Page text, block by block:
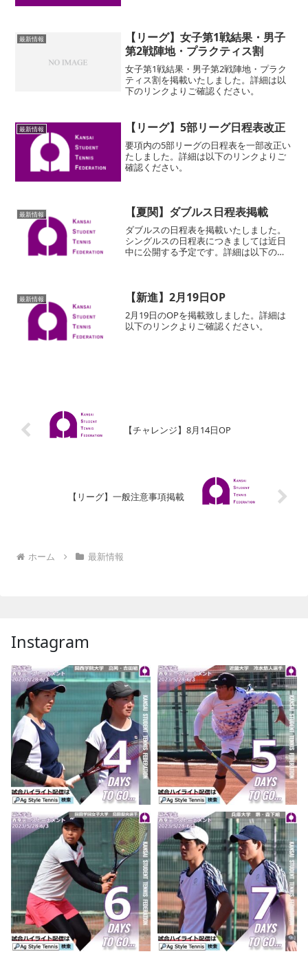
最新情報
【リーグ】女子第1戦結果・男子
第2戦陣地・プラクティス割
女子第1戦結果・男子第2戦陣地・プラク
ティス割を掲載いたしました。詳細は以
下のリンクよりご確認ください。
最新情報 【リーグ】5部リーグ日程表改正
要項内の5部リーグの日程表を一部改正い
たしました。詳細は以下のリンクよりご
確認ください。
最新情報 【夏関】ダブルス日程表掲載
ダブルスの日程表を掲載いたしました。
シングルスの日程表につきましては近日
中に公開する予定です。詳細は以下のリ
最新情報 【新進】2月19日OP
2月19日のOPを掲載致しました。詳細は
以下のリンクよりご確認ください。
【チャレンジ】8月14日OP
【リーグ】一般注意事項掲載
ホーム 最新情報
Instagram